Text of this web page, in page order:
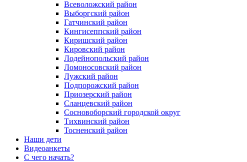
Всеволожский район
Выборгский район
Гатчинский район
Кингисеппский район
Киришский район
Кировский район
Лодейнопольский район
Ломоносовский район
Лужский район
Подпорожский район
Приозерский район
Сланцевский район
Сосновоборский городской округ
Тихвинский район
Тосненcкий район
Наши дети
Видеоанкеты
С чего начать?